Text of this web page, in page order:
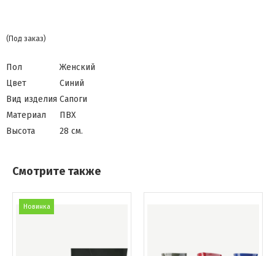
(Под заказ)
Пол
Женский
Цвет
Синий
Вид изделия Сапоги
Материал
ПВХ
Высота
28 см.
Смотрите также
Новинка